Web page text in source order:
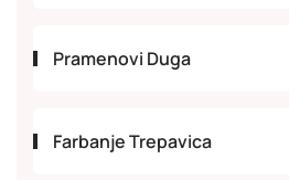
Pramenovi Duga
Farbanje Trepavica